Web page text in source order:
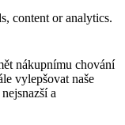
content or analytics.
nákupnímu chování
vylepšovat naše
a